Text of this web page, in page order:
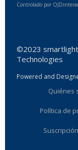
Controlado por
©2023
Technologies
Powered and
Quiénes
Política de